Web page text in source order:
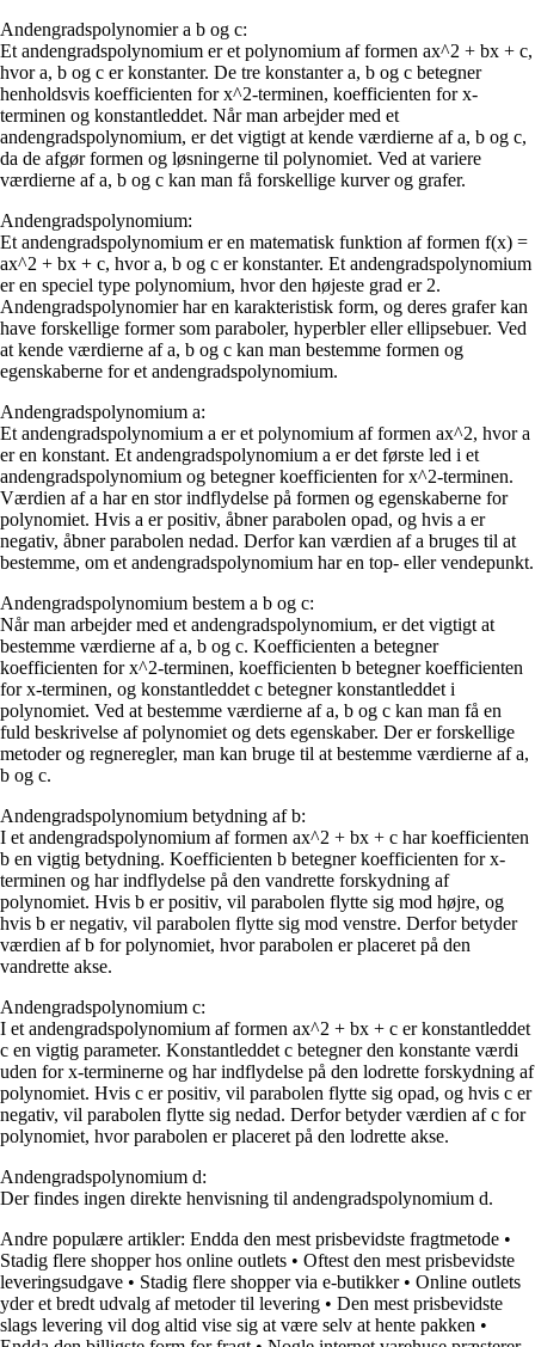
Andengradspolynomier a b og c:
Et andengradspolynomium er et polynomium af formen ax^2 + bx + c,
hvor a, b og c er konstanter. De tre konstanter a, b og c betegner
henholdsvis koefficienten for x^2-terminen, koefficienten for x-
terminen og konstantleddet. Når man arbejder med et
andengradspolynomium, er det vigtigt at kende værdierne af a, b og c,
da de afgør formen og løsningerne til polynomiet. Ved at variere
værdierne af a, b og c kan man få forskellige kurver og grafer.
Andengradspolynomium:
Et andengradspolynomium er en matematisk funktion af formen f(x) =
ax^2 + bx + c, hvor a, b og c er konstanter. Et andengradspolynomium
er en speciel type polynomium, hvor den højeste grad er 2.
Andengradspolynomier har en karakteristisk form, og deres grafer kan
have forskellige former som paraboler, hyperbler eller ellipsebuer. Ved
at kende værdierne af a, b og c kan man bestemme formen og
egenskaberne for et andengradspolynomium.
Andengradspolynomium a:
Et andengradspolynomium a er et polynomium af formen ax^2, hvor a
er en konstant. Et andengradspolynomium a er det første led i et
andengradspolynomium og betegner koefficienten for x^2-terminen.
Værdien af a har en stor indflydelse på formen og egenskaberne for
polynomiet. Hvis a er positiv, åbner parabolen opad, og hvis a er
negativ, åbner parabolen nedad. Derfor kan værdien af a bruges til at
bestemme, om et andengradspolynomium har en top- eller vendepunkt.
Andengradspolynomium bestem a b og c:
Når man arbejder med et andengradspolynomium, er det vigtigt at
bestemme værdierne af a, b og c. Koefficienten a betegner
koefficienten for x^2-terminen, koefficienten b betegner koefficienten
for x-terminen, og konstantleddet c betegner konstantleddet i
polynomiet. Ved at bestemme værdierne af a, b og c kan man få en
fuld beskrivelse af polynomiet og dets egenskaber. Der er forskellige
metoder og regneregler, man kan bruge til at bestemme værdierne af a,
b og c.
Andengradspolynomium betydning af b:
I et andengradspolynomium af formen ax^2 + bx + c har koefficienten
b en vigtig betydning. Koefficienten b betegner koefficienten for x-
terminen og har indflydelse på den vandrette forskydning af
polynomiet. Hvis b er positiv, vil parabolen flytte sig mod højre, og
hvis b er negativ, vil parabolen flytte sig mod venstre. Derfor betyder
værdien af b for polynomiet, hvor parabolen er placeret på den
vandrette akse.
Andengradspolynomium c:
I et andengradspolynomium af formen ax^2 + bx + c er konstantleddet
c en vigtig parameter. Konstantleddet c betegner den konstante værdi
uden for x-terminerne og har indflydelse på den lodrette forskydning af
polynomiet. Hvis c er positiv, vil parabolen flytte sig opad, og hvis c er
negativ, vil parabolen flytte sig nedad. Derfor betyder værdien af c for
polynomiet, hvor parabolen er placeret på den lodrette akse.
Andengradspolynomium d:
Der findes ingen direkte henvisning til andengradspolynomium d.
Andre populære artikler: Endda den mest prisbevidste fragtmetode •
Stadig flere shopper hos online outlets • Oftest den mest prisbevidste
leveringsudgave • Stadig flere shopper via e-butikker• Online outlets
yder et bredt udvalg af metoder til levering • Den mest prisbevidste
slags levering vil dog altid vise sig at være selv at hente pakken •